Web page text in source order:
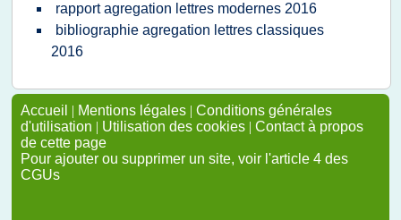
rapport agregation lettres modernes 2016
bibliographie agregation lettres classiques
2016
Accueil | Mentions légales | Conditions générales
d'utilisation | Utilisation des cookies | Contact à propos
de cette page
Pour ajouter ou supprimer un site, voir l'article 4 des
CGUs